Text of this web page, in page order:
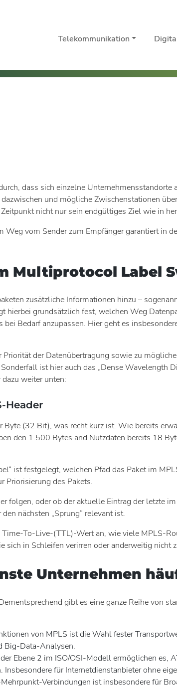
Telekommunikation
dass sich einzelne Unternehmensstandorte
und mögliche Zwischenstationen
nicht nur sein endgültiges Ziel wie in
vom Sender zum Empfänger garantiert in
Multiprotocol Label
zusätzliche Informationen hinzu –
grundsätzlich fest, welchen Weg
Bedarf anzupassen. Hier geht es
der Datenübertragung sowie zu
ist hier auch das „Dense Wavelength
weiter unten:
Header
(32 Bit), was recht kurz ist. Wie bereits
den 1.500 Bytes and Nutzdaten bereits 18
ist festgelegt, welchen Pfad das Paket im
Priorisierung des Pakets.
oder ob der aktuelle Eintrag der letzte
nächsten „Sprung“ relevant ist.
To-Live-(TTL)-Wert an, wie viele MPLS-
in Schleifen verirren oder anderweitig
Unternehmen
gibt es eine ganze Reihe von
von MPLS ist die Wahl fester
Big-Data-Analysen.
Ebene 2 im ISO/OSI-Modell ermöglichen es,
für Internetdienstanbieter ohne
Verbindungen ist insbesondere für